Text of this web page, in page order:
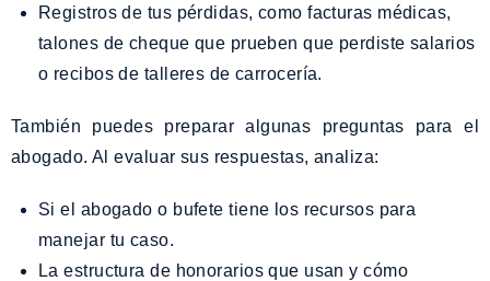
Registros de tus pérdidas, como facturas médicas,
talones de cheque que prueben que perdiste salarios
o recibos de talleres de carrocería.
También puedes preparar algunas preguntas para el
abogado. Al evaluar sus respuestas, analiza:
Si el abogado o bufete tiene los recursos para
manejar tu caso.
La estructura de honorarios que usan y cómo